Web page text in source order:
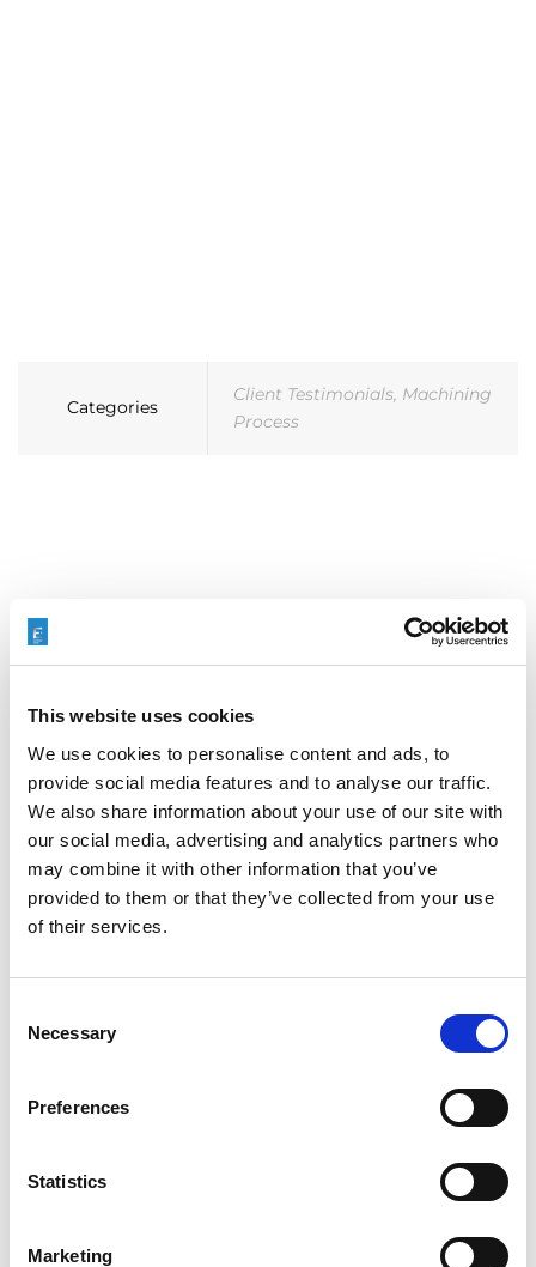
This website uses cookies
We use cookies to personalise content and ads, to
provide social media features and to analyse our traffic.
We also share information about your use of our site with
our social media, advertising and analytics partners who
may combine it with other information that you’ve
provided to them or that they’ve collected from your use
of their services.
Selection
Necessary
Preferences
Statistics
Marketing
Categories
Client Testimonials, Machining
Process
搜索
for:
最新文章
EXTRUSAX 如何利用磨粒流加工 (AFM) 技术提升铝型材
挤压性能
ICAM 25：涡轮机械更锐利的边缘，更强劲的引擎